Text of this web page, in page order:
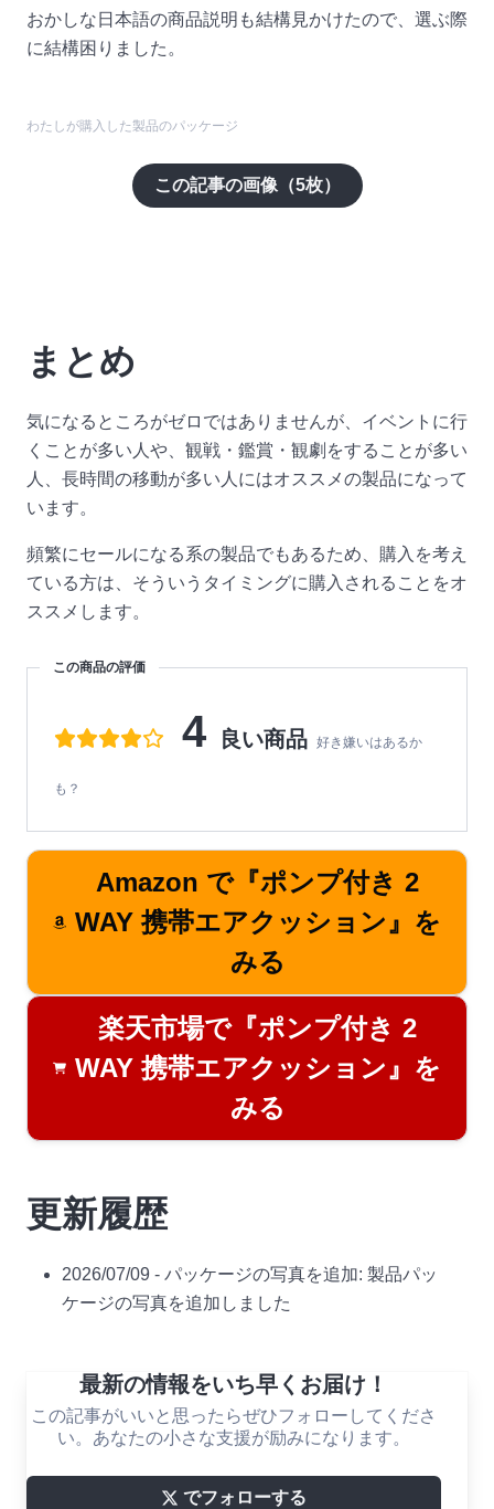
おかしな日本語の商品説明も結構見かけたので、選ぶ際
に結構困りました。
わたしが購入した製品のパッケージ
この記事の画像（5枚）
まとめ
気になるところがゼロではありませんが、イベントに行
くことが多い人や、観戦・鑑賞・観劇をすることが多い
人、長時間の移動が多い人にはオススメの製品になって
います。
頻繁にセールになる系の製品でもあるため、購入を考え
ている方は、そういうタイミングに購入されることをオ
ススメします。
この商品の評価
4 良い商品 好き嫌いはあるか
も？
Amazon で『ポンプ付き 2
WAY 携帯エアクッション』を
みる
楽天市場で『ポンプ付き 2
WAY 携帯エアクッション』を
みる
更新履歴
2026/07/09 - パッケージの写真を追加: 製品パッ
ケージの写真を追加しました
最新の情報をいち早くお届け！
この記事がいいと思ったらぜひフォローしてくださ
い。あなたの小さな支援が励みになります。
でフォローする